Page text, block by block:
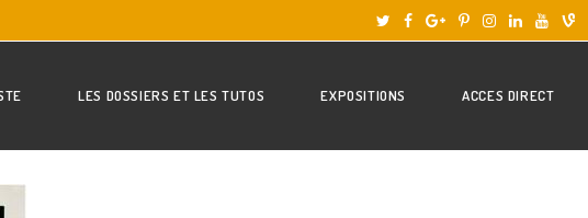
LES DOSSIERS ET LES TUTOS EXPOSITIONS ACCES DIRECT